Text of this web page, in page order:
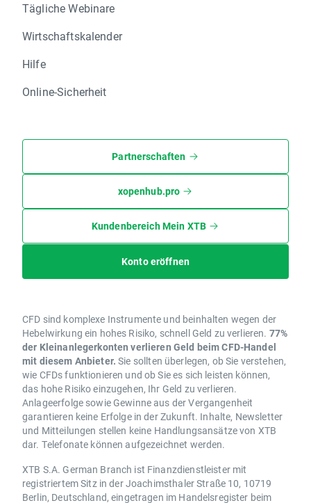
Tägliche Webinare
Wirtschaftskalender
Hilfe
Online-Sicherheit
Partnerschaften
xopenhub.pro
Kundenbereich Mein XTB
Konto eröffnen
CFD sind komplexe Instrumente und beinhalten wegen der
Hebelwirkung ein hohes Risiko, schnell Geld zu verlieren. 77%
der Kleinanlegerkonten verlieren Geld beim CFD-Handel
mit diesem Anbieter. Sie sollten überlegen, ob Sie verstehen,
wie CFDs funktionieren und ob Sie es sich leisten können,
das hohe Risiko einzugehen, Ihr Geld zu verlieren.
Anlageerfolge sowie Gewinne aus der Vergangenheit
garantieren keine Erfolge in der Zukunft. Inhalte, Newsletter
und Mitteilungen stellen keine Handlungsansätze von XTB
dar. Telefonate können aufgezeichnet werden.
XTB S.A. German Branch ist Finanzdienstleister mit
registriertem Sitz in der Joachimsthaler Straße 10, 10719
Berlin, Deutschland, eingetragen im Handelsregister beim